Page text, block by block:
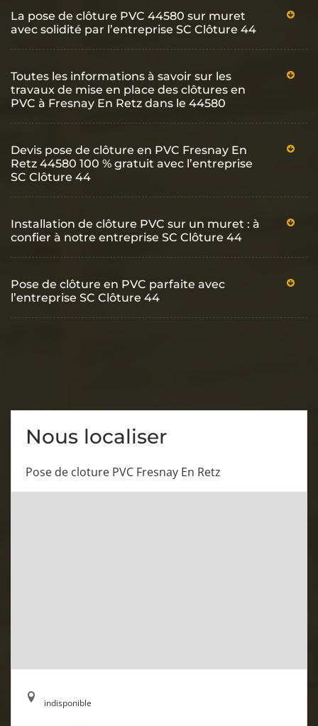
La pose de clôture PVC 44580 sur muret
avec solidité par l’entreprise SC Clôture 44
Toutes les informations à savoir sur les
travaux de mise en place des clôtures en
PVC à Fresnay En Retz dans le 44580
Devis pose de clôture en PVC Fresnay En
Retz 44580 100 % gratuit avec l’entreprise
SC Clôture 44
Installation de clôture PVC sur un muret : à
confier à notre entreprise SC Clôture 44
Pose de clôture en PVC parfaite avec
l’entreprise SC Clôture 44
Nous localiser
Pose de cloture PVC Fresnay En Retz
indisponible